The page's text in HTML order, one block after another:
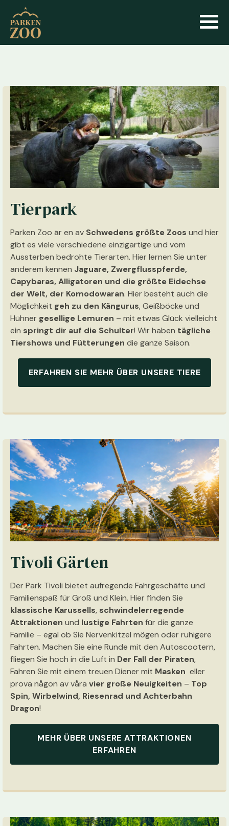
Tierpark
Parken Zoo är en av Schwedens größte Zoos und hier
gibt es viele verschiedene einzigartige und vom
Aussterben bedrohte Tierarten. Hier lernen Sie unter
anderem kennen Jaguare, Zwergflusspferde,
Capybaras, Alligatoren und die größte Eidechse
der Welt, der Komodowaran. Hier besteht auch die
Möglichkeit geh zu den Kängurus, Geißböcke und
Hühner gesellige Lemuren – mit etwas Glück vielleicht
ein springt dir auf die Schulter! Wir haben tägliche
Tiershows und Fütterungen die ganze Saison.
ERFAHREN SIE MEHR ÜBER UNSERE TIERE
Tivoli Gärten
Der Park Tivoli bietet aufregende Fahrgeschäfte und
Familienspaß für Groß und Klein. Hier finden Sie
klassische Karussells, schwindelerregende
Attraktionen und lustige Fahrten für die ganze
Familie – egal ob Sie Nervenkitzel mögen oder ruhigere
Fahrten. Machen Sie eine Runde mit den Autoscootern,
fliegen Sie hoch in die Luft in Der Fall der Piraten,
Fahren Sie mit einem treuen Diener mit Masken eller
prova någon av våra vier große Neuigkeiten – Top
Spin, Wirbelwind, Riesenrad und Achterbahn
Dragon!
MEHR ÜBER UNSERE ATTRAKTIONEN
ERFAHREN